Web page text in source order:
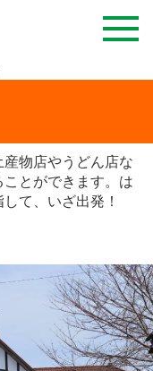
物店やうどん店な
とができます。は
て、いざ出発！